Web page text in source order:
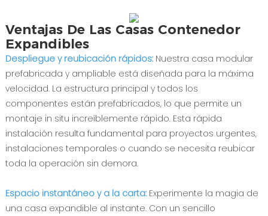
Ventajas De Las Casas Contenedor
Expandibles
Despliegue y reubicación rápidos:Nuestra casa modular
prefabricada y ampliable está diseñada para la máxima
velocidad. La estructura principal y todos los
componentes están prefabricados, lo que permite un
montaje in situ increíblemente rápido. Esta rápida
instalación resulta fundamental para proyectos urgentes,
instalaciones temporales o cuando se necesita reubicar
toda la operación sin demora.
Espacio instantáneo y a la carta:Experimente la magia de
una casa expandible al instante. Con un sencillo